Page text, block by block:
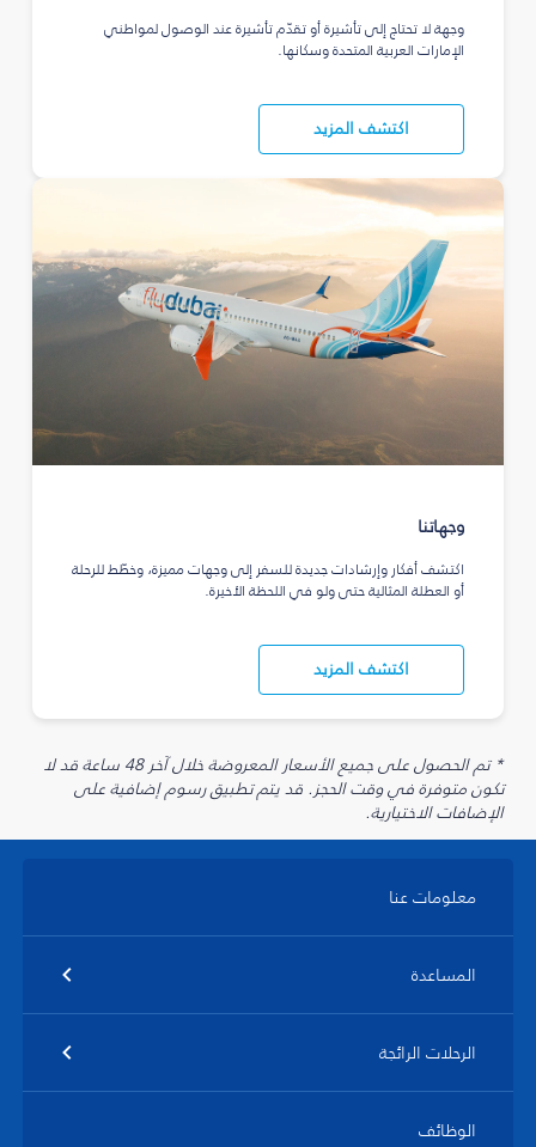
وجهة لا تحتاج إلى تأشيرة أو تقدّم تأشيرة عند الوصول لمواطني
الإمارات العربية المتحدة وسكانها.
اكتشف المزيد
وجهاتنا
اكتشف أفكار وإرشادات جديدة للسفر إلى وجهات مميزة، وخطّط للرحلة
أو العطلة المثالية حتى ولو في اللحظة الأخيرة.
اكتشف المزيد
* تم الحصول على جميع الأسعار المعروضة خلال آخر 48 ساعة قد لا
تكون متوفرة في وقت الحجز. قد يتم تطبيق رسوم إضافية على
الإضافات الاختيارية.
معلومات عنا
المساعدة
الرحلات الرائجة
الوظائف